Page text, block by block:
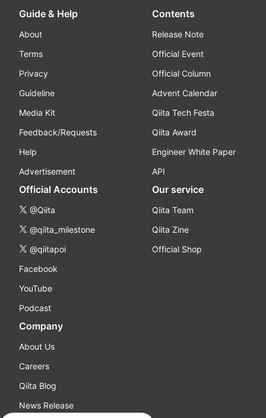
Guide & Help
About
Terms
Privacy
Guideline
Media Kit
Feedback/Requests
Help
Advertisement
Contents
Release Note
Official Event
Official Column
Advent Calendar
Qiita Tech Festa
Qiita Award
Engineer White Paper
API
Official Accounts
@Qiita
@qiita_milestone
@qiitapoi
Facebook
YouTube
Podcast
Our service
Qiita Team
Qiita Zine
Official Shop
Company
About Us
Careers
Qiita Blog
News Release